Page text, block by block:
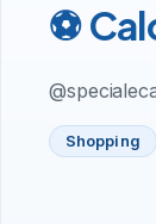
⚽️
Shopping